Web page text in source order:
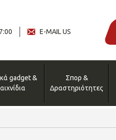
E-MAIL US
gadget &
Σπορ &
Δραστηριότητες